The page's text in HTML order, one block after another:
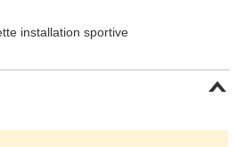
installation sportive